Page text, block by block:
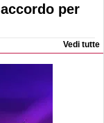
per
Vedi tutte